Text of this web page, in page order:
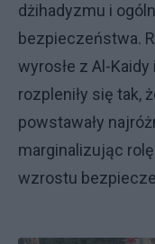
dżihadyzmu i
bezpieczeństwa.
wyrosłe z Al-
rozpleniły się tak,
powstawały
marginalizując
wzrostu